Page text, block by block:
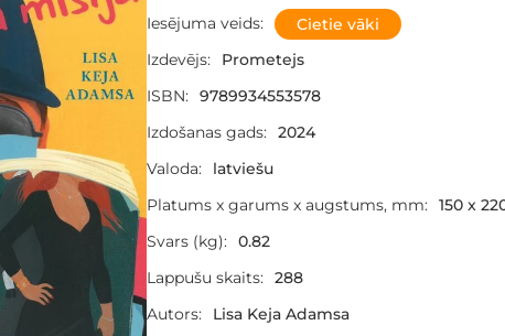
Iesējuma veids:
Cietie vāki
Izdevējs:
Prometejs
ISBN:
9789934553578
Izdošanas gads:
2024
Valoda:
latviešu
Platums x garums x augstums, mm:
150 x
Svars (kg):
0.82
Lappušu skaits:
288
Autors:
Lisa Keja Adamsa